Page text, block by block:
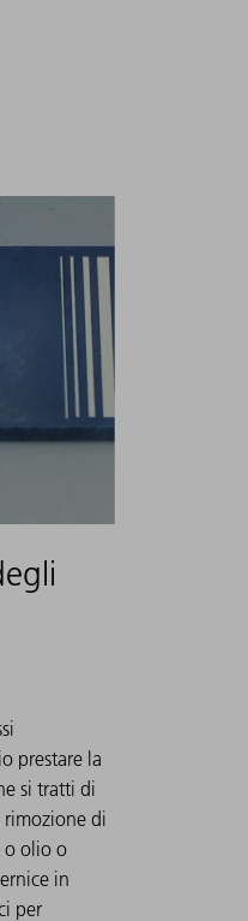
prestare la
si tratti di
rimozione di
o olio o
in
per